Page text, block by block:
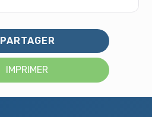
PARTAGER
IMPRIMER